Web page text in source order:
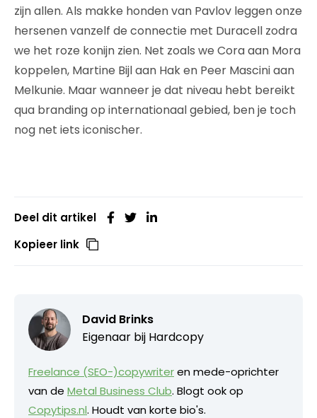
zijn allen. Als makke honden van Pavlov leggen onze
hersenen vanzelf de connectie met Duracell zodra
we het roze konijn zien. Net zoals we Cora aan Mora
koppelen, Martine Bijl aan Hak en Peer Mascini aan
Melkunie. Maar wanneer je dat niveau hebt bereikt
qua branding op internationaal gebied, ben je toch
nog net iets iconischer.
Deel dit artikel
Kopieer link
David Brinks
Eigenaar bij Hardcopy
Freelance (SEO-)copywriteren mede-oprichter
van de Metal Business Club. Blogt ook op
Copytips.nl. Houdt van korte bio's.